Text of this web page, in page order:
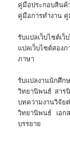
คู่มือประกอบสิน
คู่มือการทำงาน
รับแปลเว็บไซต์เ
แปลเว็บไซต์สอง
ภาษา
รับแปลงานนักศึ
วิทยานิพนธ์ สาร
บทความงานวิจัย
วิทยานิพนธ์ เอกส
บรรยาย